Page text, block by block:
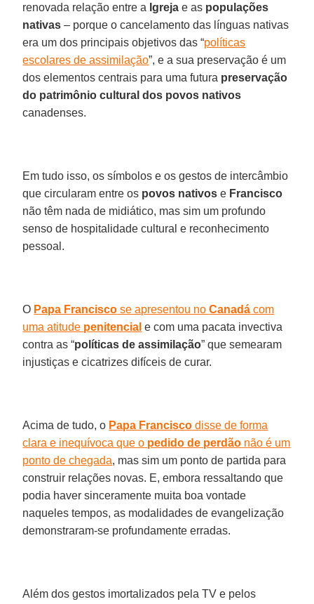
renovada relação entre a Igreja e as populações
nativas – porque o cancelamento das línguas nativas
era um dos principais objetivos das “políticas
escolares de assimilação”, e a sua preservação é um
dos elementos centrais para uma futura preservação
do patrimônio cultural dos povos nativos
canadenses.
Em tudo isso, os símbolos e os gestos de intercâmbio
que circularam entre os povos nativos e Francisco
não têm nada de midiático, mas sim um profundo
senso de hospitalidade cultural e reconhecimento
pessoal.
O Papa Francisco se apresentou noCanadá com
uma atitude penitencial e com uma pacata invectiva
contra as “políticas de assimilação” que semearam
injustiças e cicatrizes difíceis de curar.
Acima de tudo, o Papa Francisco disse de forma
clara e inequívoca que o pedido de perdão não é um
ponto de chegada, mas sim um ponto de partida para
construir relações novas. E, embora ressaltando que
podia haver sinceramente muita boa vontade
naqueles tempos, as modalidades de evangelização
demonstraram-se profundamente erradas.
Além dos gestos imortalizados pela TV e pelos